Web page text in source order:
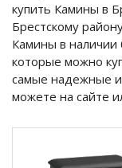
купить Камины в
Брестскому
Камины в наличии
которые можно
самые надежные
можете на сайте